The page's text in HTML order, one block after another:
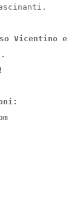
Vicentino e